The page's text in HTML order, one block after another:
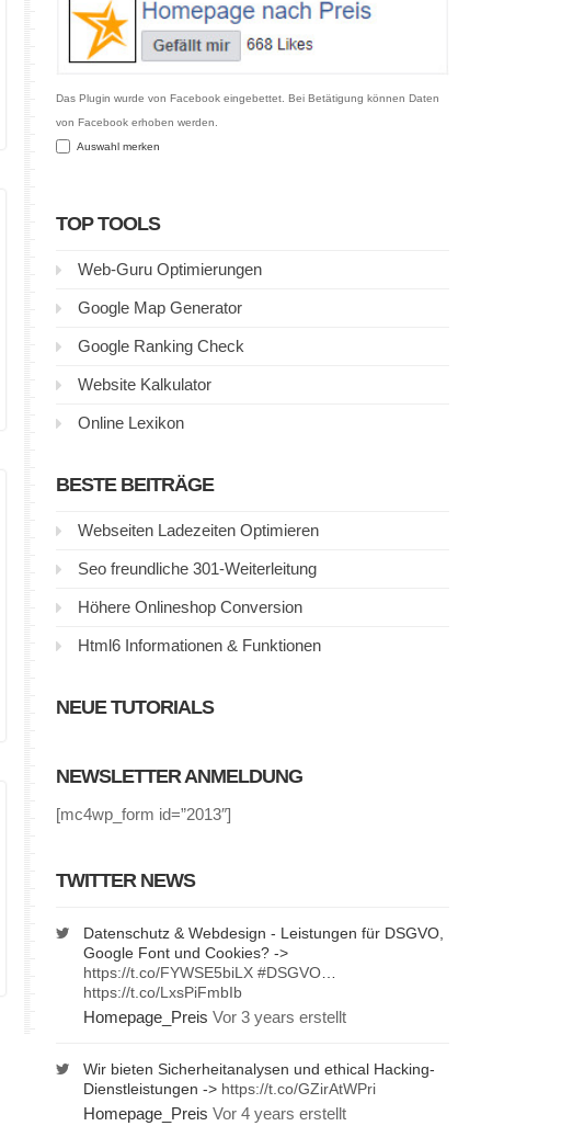
Das Plugin wurde von Facebook eingebettet. Bei Betätigung können Daten
von Facebook erhoben werden.
Auswahl merken
TOP TOOLS
Web-Guru Optimierungen
Google Map Generator
Google Ranking Check
Website Kalkulator
Online Lexikon
BESTE BEITRÄGE
Webseiten Ladezeiten Optimieren
Seo freundliche 301-Weiterleitung
Höhere Onlineshop Conversion
Html6 Informationen & Funktionen
NEUE TUTORIALS
NEWSLETTER ANMELDUNG
[mc4wp_form id=”2013″]
TWITTER NEWS
Datenschutz & Webdesign - Leistungen für DSGVO,
Google Font und Cookies? ->
https://t.co/FYWSE5biLX #DSGVO…
https://t.co/LxsPiFmbIb
Homepage_Preis Vor 3 years erstellt
Wir bieten Sicherheitanalysen und ethical Hacking-
Dienstleistungen -> https://t.co/GZirAtWPri
Homepage_Preis Vor 4 years erstellt